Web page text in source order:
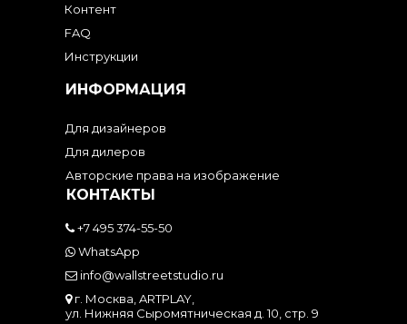
Контент
FAQ
Инструкции
ИНФОРМАЦИЯ
Для дизайнеров
Для дилеров
Авторские права на изображение
КОНТАКТЫ
+7 495 374-55-50
WhatsApp
info@wallstreetstudio.ru
г. Москва, ARTPLAY,
ул. Нижняя Сыромятническая д. 10, стр. 9